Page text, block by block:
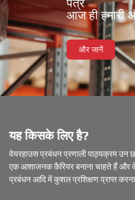
पत्र
आज ही
और जानें
यह किसके लिए है?
वेयरहाउस प्रबंधन प्रणाली पाठ्यक्रम उन
एक आशाजनक कैरियर बनाना चाहते हैं और
प्रबंधन आदि में कुशल प्रशिक्षण प्राप्त